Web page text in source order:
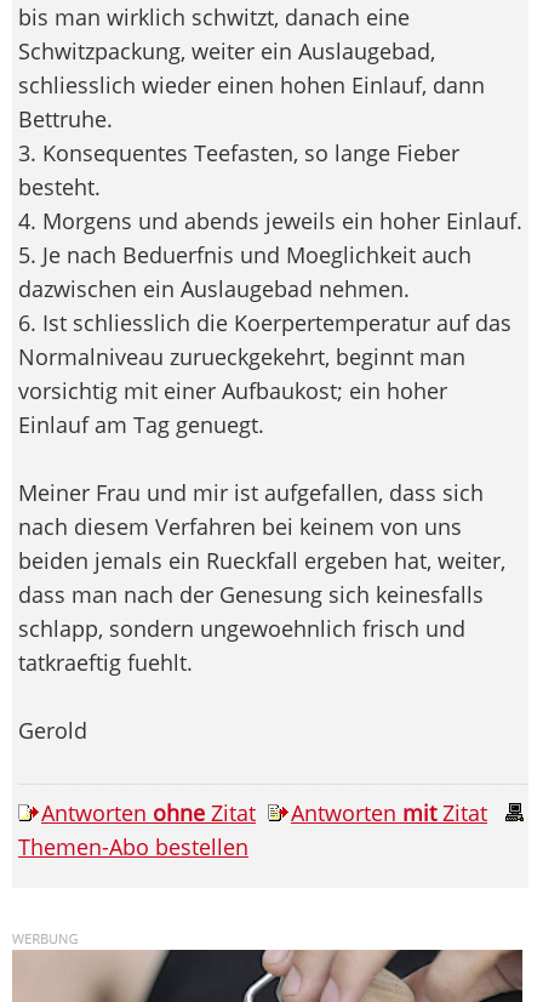
bis man wirklich schwitzt, danach eine
Schwitzpackung, weiter ein Auslaugebad,
schliesslich wieder einen hohen Einlauf, dann
Bettruhe.
3. Konsequentes Teefasten, so lange Fieber
besteht.
4. Morgens und abends jeweils ein hoher Einlauf.
5. Je nach Beduerfnis und Moeglichkeit auch
dazwischen ein Auslaugebad nehmen.
6. Ist schliesslich die Koerpertemperatur auf das
Normalniveau zurueckgekehrt, beginnt man
vorsichtig mit einer Aufbaukost; ein hoher
Einlauf am Tag genuegt.
Meiner Frau und mir ist aufgefallen, dass sich
nach diesem Verfahren bei keinem von uns
beiden jemals ein Rueckfall ergeben hat, weiter,
dass man nach der Genesung sich keinesfalls
schlapp, sondern ungewoehnlich frisch und
tatkraeftig fuehlt.
Gerold
Antworten ohne Zitat Antworten mitZitat
Themen-Abo bestellen